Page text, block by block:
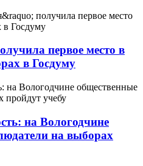
первое место в
в Госдуму
на Вологодчине
на выборах